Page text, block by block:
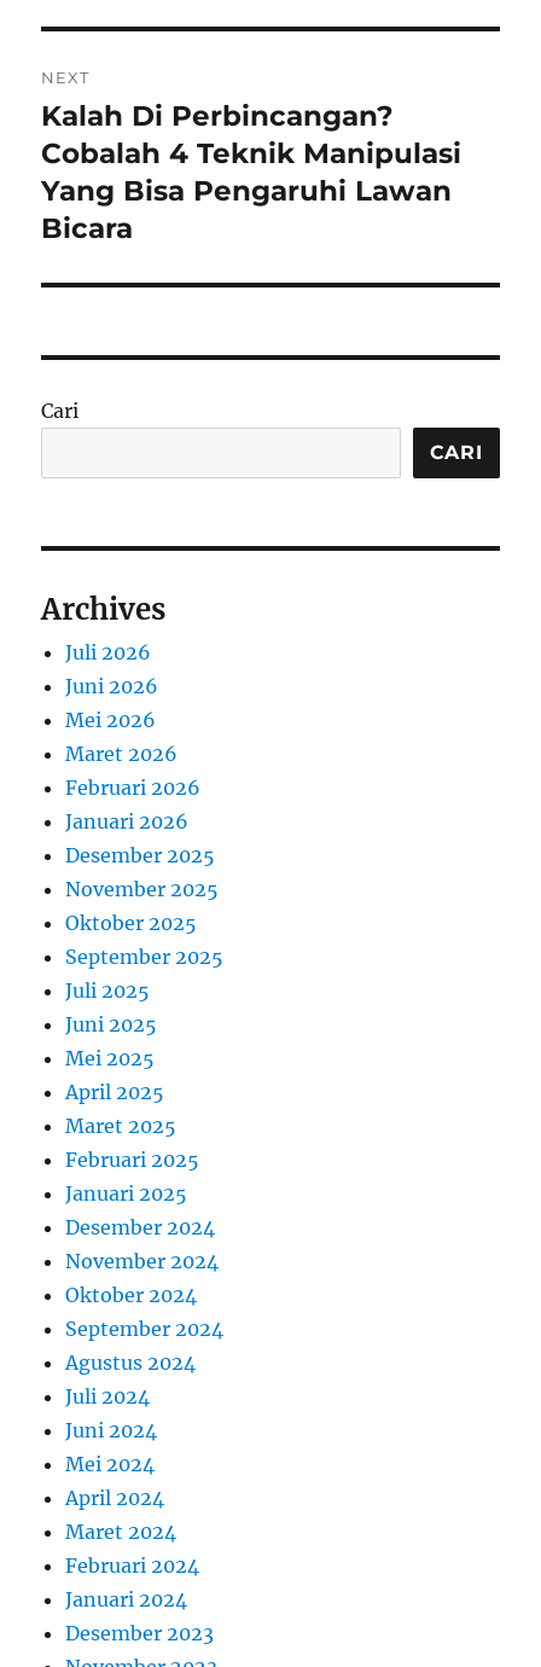
NEXT
Next
post:
Kalah Di Perbincangan?
Cobalah 4 Teknik Manipulasi
Yang Bisa Pengaruhi Lawan
Bicara
Cari
CARI
Archives
Juli 2026
Juni 2026
Mei 2026
Maret 2026
Februari 2026
Januari 2026
Desember 2025
November 2025
Oktober 2025
September 2025
Juli 2025
Juni 2025
Mei 2025
April 2025
Maret 2025
Februari 2025
Januari 2025
Desember 2024
November 2024
Oktober 2024
September 2024
Agustus 2024
Juli 2024
Juni 2024
Mei 2024
April 2024
Maret 2024
Februari 2024
Januari 2024
Desember 2023